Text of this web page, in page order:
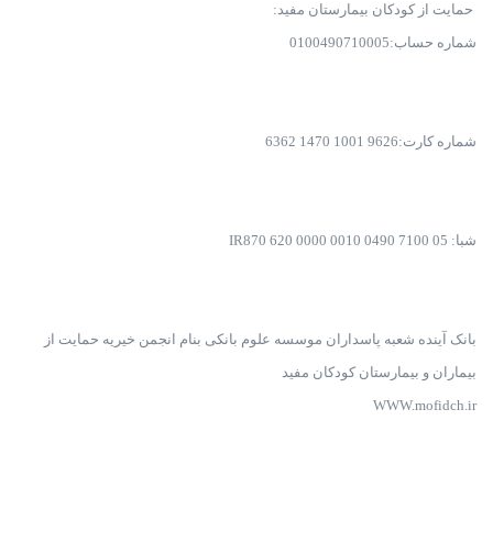
حمایت از کودکان بیمارستان مفید:
شماره حساب:0100490710005
شماره کارت:9626 1001 1470 6362
شبا: IR870 620 0000 0010 0490 7100 05
بانک آینده شعبه پاسداران موسسه علوم بانکی بنام انجمن خیریه حمایت از
بیماران و بیمارستان کودکان مفید
WWW.mofidch.ir